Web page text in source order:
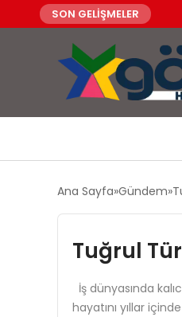
SON GELİŞMELER
Ana Sayfa Gündem
Tuğrul
İş dünyasında
hayatını yıllar